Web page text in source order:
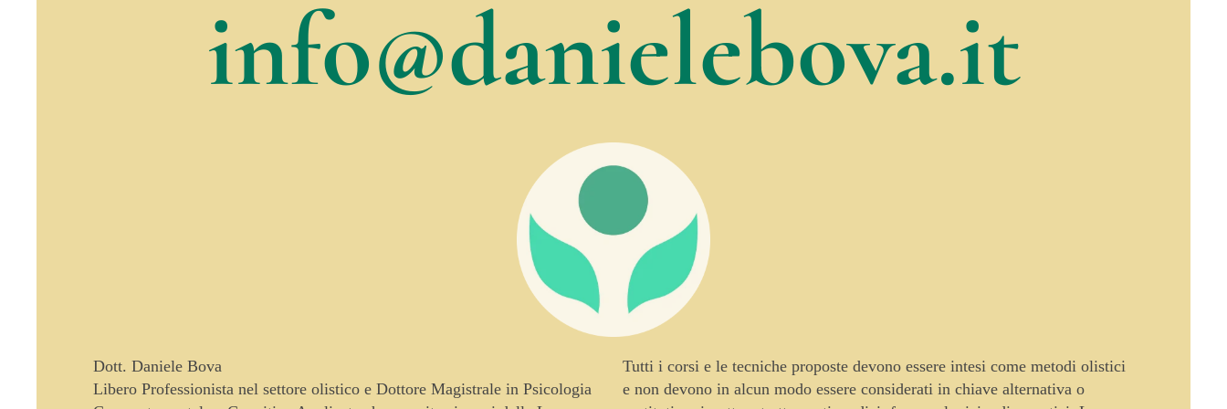
info@danielebova.it
Dott. Daniele Bova
Libero Professionista nel settore olistico e Dottore Magistrale in Psicologia
Tutti i corsi e le tecniche proposte devono essere intesi come metodi olistici
e non devono in alcun modo essere considerati in chiave alternativa o